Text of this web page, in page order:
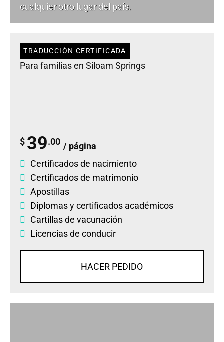
cualquier otro lugar del país.
TRADUCCIÓN CERTIFICADA
Para familias en Siloam Springs
$ 39.00 / página
Certificados de nacimiento
Certificados de matrimonio
Apostillas
Diplomasycertificados académicos
Cartillas de vacunación
Licencias de conducir
HACER PEDIDO